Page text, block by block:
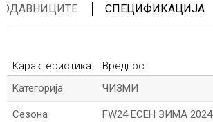
СПЕЦИФИКАЦИЈА
Карактеристика
Вредност
Kатегорија
ЧИЗМИ
Сезона FW24 ЕСЕН ЗИМА 2024